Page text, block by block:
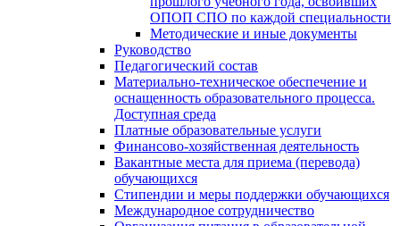
ОПОП СПО по каждой специальности
Методические и иные документы
Руководство
Педагогический состав
Материально-техническое обеспечение и
оснащенность образовательного процесса.
Доступная среда
Платные образовательные услуги
Финансово-хозяйственная деятельность
Вакантные места для приема (перевода)
обучающихся
Стипендии и меры поддержки обучающихся
Международное сотрудничество